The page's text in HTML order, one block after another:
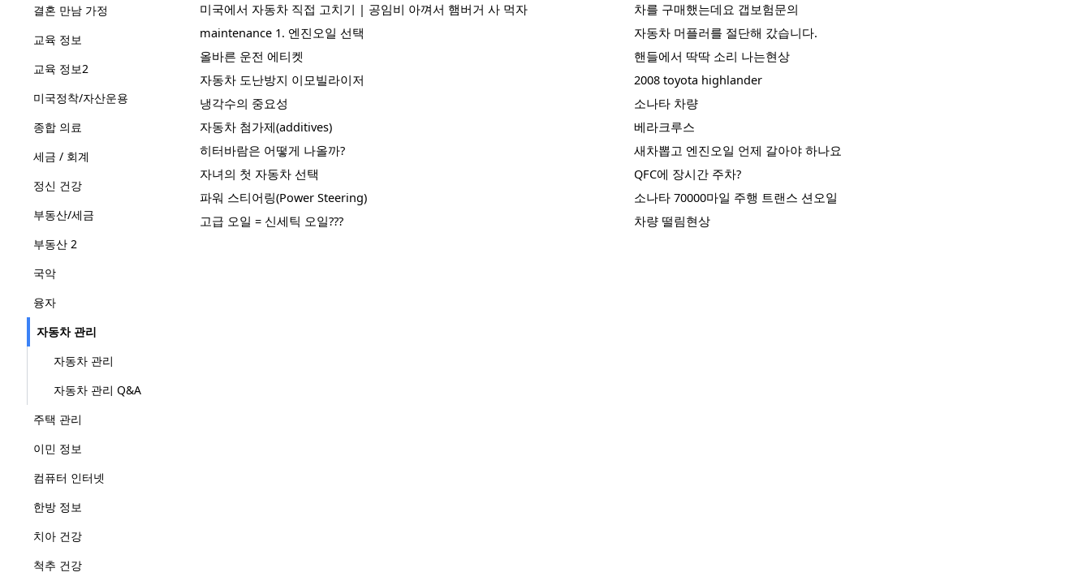
결혼 만남 가정
교육 정보
교육 정보2
미국정착/자산운용
종합 의료
세금 / 회계
정신 건강
부동산/세금
부동산 2
국악
융자
자동차 관리
자동차 관리
자동차 관리 Q&A
주택 관리
이민 정보
컴퓨터 인터넷
한방 정보
치아 건강
척추 건강
미국에서 자동차 직접 고치기 | 공임비 아껴서 햄버거 사 먹자
maintenance 1. 엔진오일 선택
올바른 운전 에티켓
자동차 도난방지 이모빌라이저
냉각수의 중요성
자동차 첨가제(additives)
히터바람은 어떻게 나올까?
자녀의 첫 자동차 선택
파워 스티어링(Power Steering)
고급 오일 = 신세틱 오일???
차를 구매했는데요 갭보험문의
자동차 머플러를 절단해 갔습니다.
핸들에서 딱딱 소리 나는현상
2008 toyota highlander
소나타 차량
베라크루스
새차뽑고 엔진오일 언제 갈아야 하나요
QFC에 장시간 주차?
소나타 70000마일 주행 트랜스 션오일
차량 떨림현상